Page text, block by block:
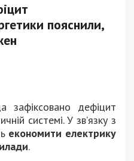
пояснили,
зафіксовано дефіцит
системі. У зв’язку з
економити електрику
.